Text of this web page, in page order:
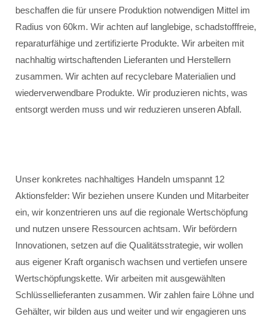
beschaffen die für unsere Produktion notwendigen Mittel im
Radius von 60km. Wir achten auf langlebige, schadstofffreie,
reparaturfähige und zertifizierte Produkte. Wir arbeiten mit
nachhaltig wirtschaftenden Lieferanten und Herstellern
zusammen. Wir achten auf recyclebare Materialien und
wiederverwendbare Produkte. Wir produzieren nichts, was
entsorgt werden muss und wir reduzieren unseren Abfall.
Unser konkretes nachhaltiges Handeln umspannt 12
Aktionsfelder: Wir beziehen unsere Kunden und Mitarbeiter
ein, wir konzentrieren uns auf die regionale Wertschöpfung
und nutzen unsere Ressourcen achtsam. Wir befördern
Innovationen, setzen auf die Qualitätsstrategie, wir wollen
aus eigener Kraft organisch wachsen und vertiefen unsere
Wertschöpfungskette. Wir arbeiten mit ausgewählten
Schlüssellieferanten zusammen. Wir zahlen faire Löhne und
Gehälter, wir bilden aus und weiter und wir engagieren uns